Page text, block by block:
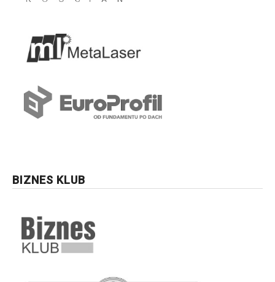
BIZNES KLUB